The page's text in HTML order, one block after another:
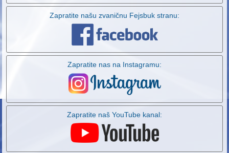
Zapratite našu zvaničnu Fejsbuk stranu:
Zapratite nas na Instagramu:
Zapratite naš YouTube kanal: